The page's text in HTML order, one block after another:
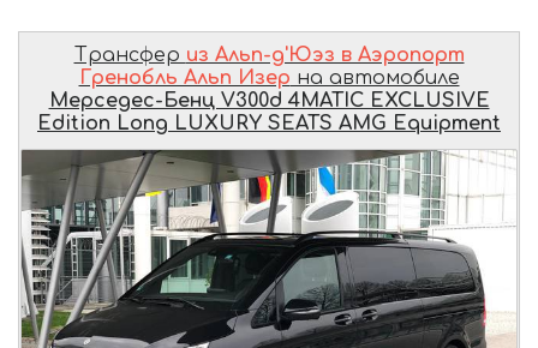
Трансфер из Альп-д'Юэз в Аэропорт
Гренобль Альп Изер на автомобиле
Мерседес-Бенц V300d 4MATIC EXCLUSIVE
Edition Long LUXURY SEATS AMG Equipment